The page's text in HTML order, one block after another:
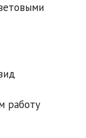
работу